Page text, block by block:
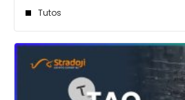
Tutos